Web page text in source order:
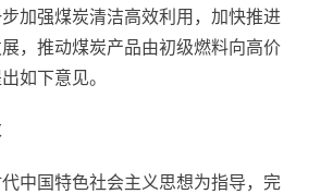
加强煤炭清洁高效利用，加快推进
，推动煤炭产品由初级燃料向高价
如下意见。
中国特色社会主义思想为指导，完